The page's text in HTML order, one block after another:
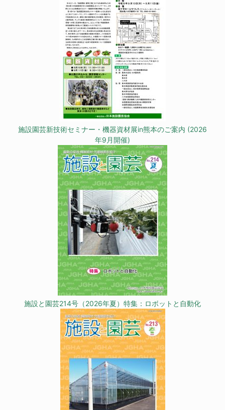
施設園芸新技術セミナー・機器資材展in熊本のご案内 (2026
年9月開催)
施設と園芸214号（2026年夏）特集：ロボットと自動化